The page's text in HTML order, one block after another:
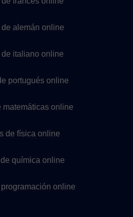
alemán online
italiano online
portugués online
matemáticas online
de física online
química online
online